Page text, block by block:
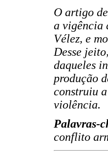
O artigo
a vigência
Vélez, e
Desse
daqueles
produção
construiu
violência.
Palavras-
conflito